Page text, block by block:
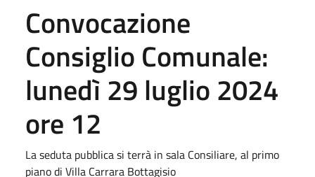
Convocazione
Consiglio Comunale:
lunedì 29 luglio 2024
ore 12
La seduta pubblica si terrà in sala Consiliare, al primo
piano di Villa Carrara Bottagisio